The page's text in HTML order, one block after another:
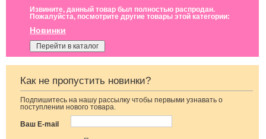
Извините, данный товар был полностью распродан.
Пожалуйста, посмотрите другие товары этой категории:
Новинки
Перейти в каталог
Как не пропустить новинки?
Подпишитесь на нашу рассылку чтобы первыми узнавать о
поступлении нового товара.
Ваш E-mail
Слитный
женский
купальник для
фотосессии
Свадебное
корсетное платье
Кружевные